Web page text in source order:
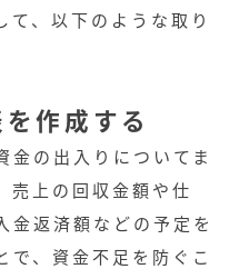
て、以下のような取り
作成する
金の出入りについてま
売上の回収金額や仕
金返済額などの予定を
で、資金不足を防ぐこ